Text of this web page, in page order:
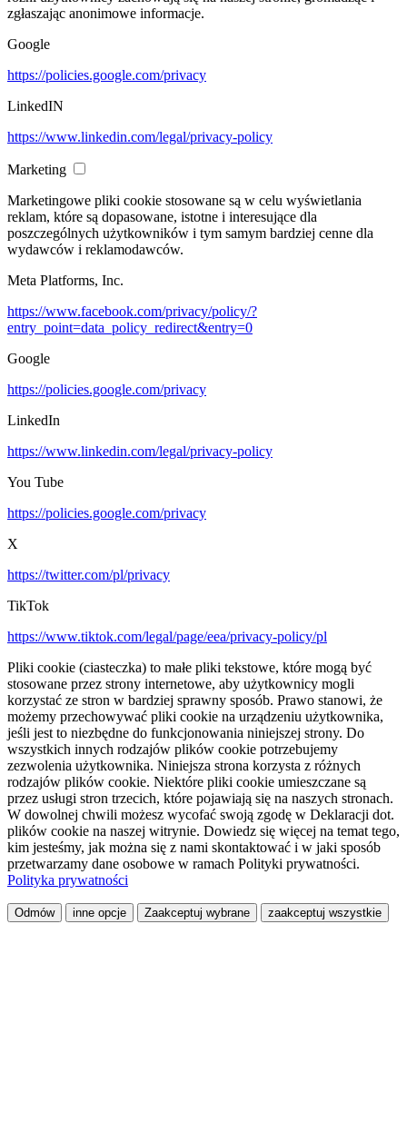
zgłaszając anonimowe informacje.
Google
https://policies.google.com/privacy
LinkedIN
https://www.linkedin.com/legal/privacy-policy
Marketing
Marketingowe pliki cookie stosowane są w celu wyświetlania
reklam, które są dopasowane, istotne i interesujące dla
poszczególnych użytkowników i tym samym bardziej cenne dla
wydawców i reklamodawców.
Meta Platforms, Inc.
https://www.facebook.com/privacy/policy/?
entry_point=data_policy_redirect&entry=0
Google
https://policies.google.com/privacy
LinkedIn
https://www.linkedin.com/legal/privacy-policy
You Tube
https://policies.google.com/privacy
X
https://twitter.com/pl/privacy
TikTok
https://www.tiktok.com/legal/page/eea/privacy-policy/pl
Pliki cookie (ciasteczka) to małe pliki tekstowe, które mogą być
stosowane przez strony internetowe, aby użytkownicy mogli
korzystać ze stron w bardziej sprawny sposób. Prawo stanowi, że
możemy przechowywać pliki cookie na urządzeniu użytkownika,
jeśli jest to niezbędne do funkcjonowania niniejszej strony. Do
wszystkich innych rodzajów plików cookie potrzebujemy
zezwolenia użytkownika. Niniejsza strona korzysta z różnych
rodzajów plików cookie. Niektóre pliki cookie umieszczane są
przez usługi stron trzecich, które pojawiają się na naszych stronach.
W dowolnej chwili możesz wycofać swoją zgodę w Deklaracji dot.
plików cookie na naszej witrynie. Dowiedz się więcej na temat tego,
kim jesteśmy, jak można się z nami skontaktować i w jaki sposób
przetwarzamy dane osobowe w ramach Polityki prywatności.
Polityka prywatności
Odmów inne opcje Zaakceptuj wybrane zaakceptuj wszystkie